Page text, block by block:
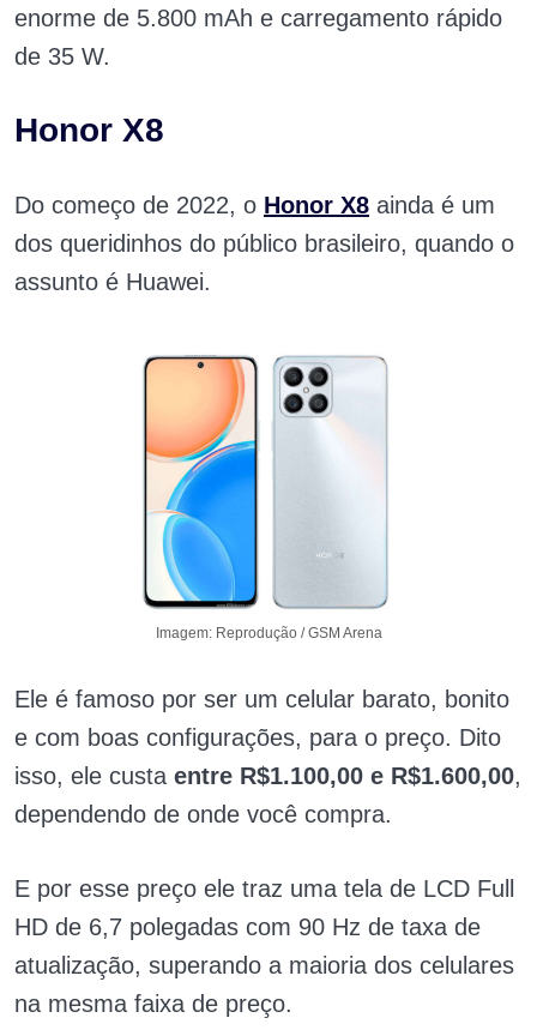
enorme de 5.800 mAh e carregamento rápido
de 35 W.
Honor X8
Do começo de 2022, o Honor X8 ainda é um
dos queridinhos do público brasileiro, quando o
assunto é Huawei.
Imagem: Reprodução / GSM Arena
Ele é famoso por ser um celular barato, bonito
e com boas configurações, para o preço. Dito
isso, ele custa entre R$1.100,00 e R$1.600,00,
dependendo de onde você compra.
E por esse preço ele traz uma tela de LCD Full
HD de 6,7 polegadas com 90 Hz de taxa de
atualização, superando a maioria dos celulares
na mesma faixa de preço.